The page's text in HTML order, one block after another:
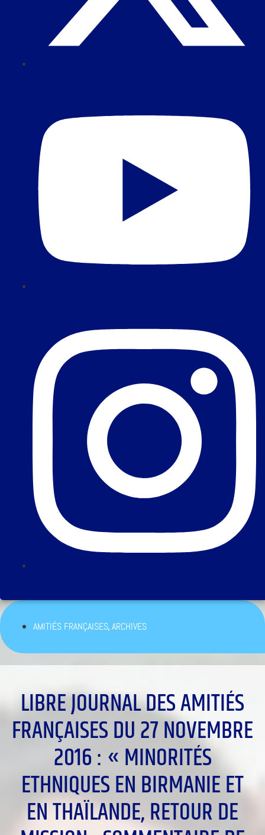
AMITIÉS FRANÇAISES,ARCHIVES
LIBRE JOURNAL DES AMITIÉS
FRANÇAISES DU 27 NOVEMBRE
2016 : « MINORITÉS
ETHNIQUES EN BIRMANIE ET
EN THAÏLANDE, RETOUR DE